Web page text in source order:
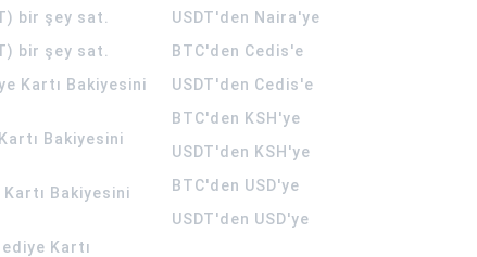
bir şey sat.
bir şey sat.
Kartı Bakiyesini
Bakiyesini
Bakiyesini
Kartı
USDT'den Naira'ye
BTC'den Cedis'e
USDT'den Cedis'e
BTC'den KSH'ye
USDT'den KSH'ye
BTC'den USD'ye
USDT'den USD'ye